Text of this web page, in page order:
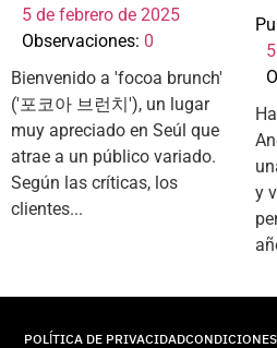
5 de febrero de 2025
Observaciones: 0
Bienvenido a 'focoa brunch'
('포코아 브런치'), un lugar
muy apreciado en Seúl que
atrae a un público variado.
Según las críticas, los
clientes...
y
POLÍTICA DE PRIVACIDAD